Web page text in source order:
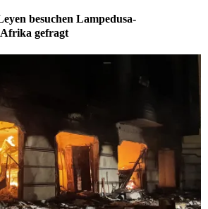
besuchen Lampedusa-
gefragt